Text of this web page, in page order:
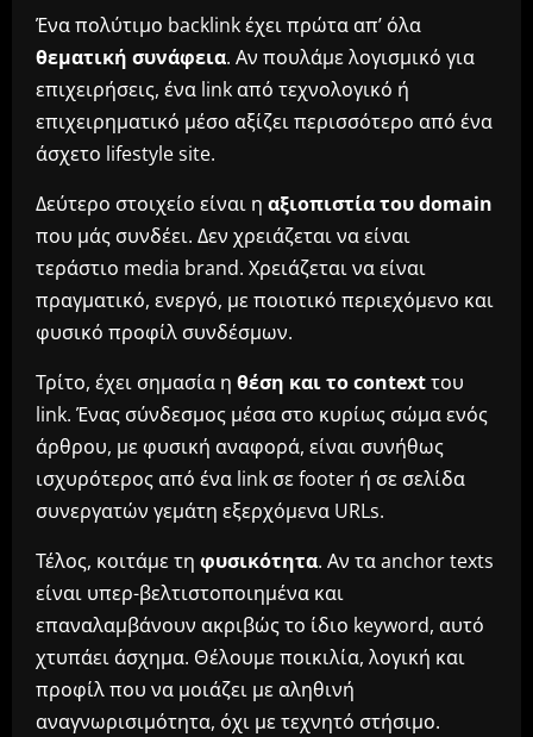
Ένα πολύτιμο backlink έχει πρώτα απ’ όλα
θεματική συνάφεια. Αν πουλάμε λογισμικό για
επιχειρήσεις, ένα link από τεχνολογικό ή
επιχειρηματικό μέσο αξίζει περισσότερο από ένα
άσχετο lifestyle site.
Δεύτερο στοιχείο είναι η αξιοπιστία του domain
που μάς συνδέει. Δεν χρειάζεται να είναι
τεράστιο media brand. Χρειάζεται να είναι
πραγματικό, ενεργό, με ποιοτικό περιεχόμενο και
φυσικό προφίλ συνδέσμων.
Τρίτο, έχει σημασία η θέση και το contextτου
link. Ένας σύνδεσμος μέσα στο κυρίως σώμα ενός
άρθρου, με φυσική αναφορά, είναι συνήθως
ισχυρότερος από ένα link σε footer ή σε σελίδα
συνεργατών γεμάτη εξερχόμενα URLs.
Τέλος, κοιτάμε τη φυσικότητα. Αν τα anchor texts
είναι υπερ-βελτιστοποιημένα και
επαναλαμβάνουν ακριβώς το ίδιο keyword, αυτό
χτυπάει άσχημα. Θέλουμε ποικιλία, λογική και
προφίλ που να μοιάζει με αληθινή
αναγνωρισιμότητα, όχι με τεχνητό στήσιμο.